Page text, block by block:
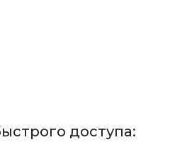
доступа: